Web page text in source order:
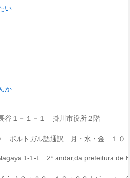
い
か
谷１－１－１ 掛川市役所２階
ポルトガル語通訳 月・水・金 １０
1-1-1 2º andar,da prefeitura de